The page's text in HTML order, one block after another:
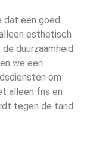
dat een goed
esthetisch
duurzaamheid
we een
om
alleen fris en
tegen de tand